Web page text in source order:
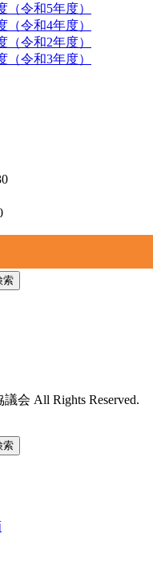
令和5年度）
令和4年度）
令和2年度）
令和3年度）
会 All Rights Reserved.